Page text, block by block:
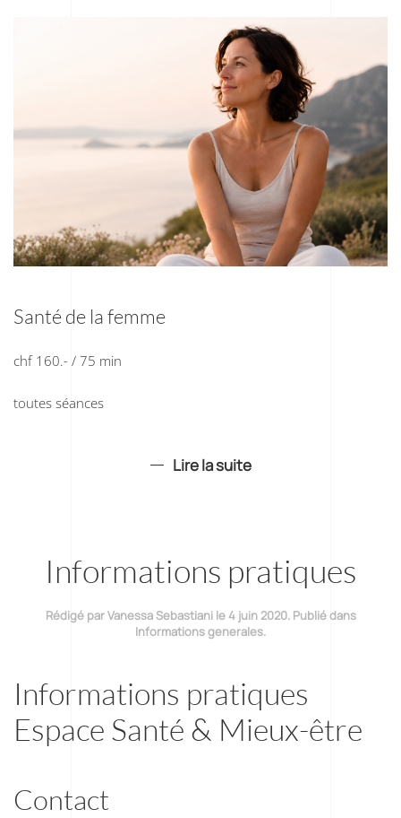
Santé de la femme
chf 160.- / 75 min
toutes séances
Lire la suite
Informations pratiques
Rédigé par Vanessa Sebastiani le4 juin 2020. Publié dans
Informations generales.
Informations pratiques
Espace Santé & Mieux-être
Contact